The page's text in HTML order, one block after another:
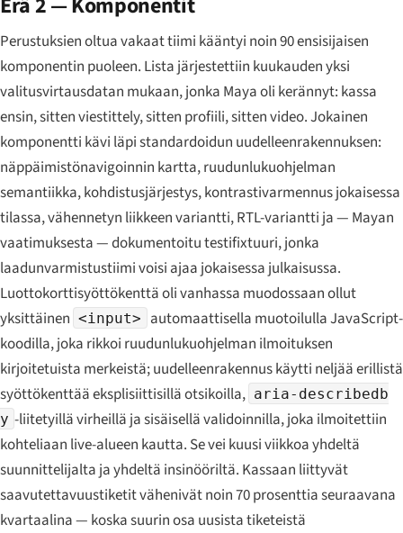
Perustuksien oltua vakaat tiimi kääntyi noin 90 ensisijaisen
komponentin puoleen. Lista järjestettiin kuukauden yksi
valitusvirtausdatan mukaan, jonka Maya oli kerännyt: kassa
ensin, sitten viestittely, sitten profiili, sitten video. Jokainen
komponentti kävi läpi standardoidun uudelleenrakennuksen:
näppäimistönavigoinnin kartta, ruudunlukuohjelman
semantiikka, kohdistusjärjestys, kontrastivarmennus jokaisessa
tilassa, vähennetyn liikkeen variantti, RTL-variantti ja — Mayan
vaatimuksesta — dokumentoitu testifixtuuri, jonka
laadunvarmistustiimi voisi ajaa jokaisessa julkaisussa.
Luottokorttisyöttökenttä oli vanhassa muodossaan ollut
yksittäinen <input>
automaattisella muotoilulla JavaScript-
koodilla, joka rikkoi ruudunlukuohjelman ilmoituksen
kirjoitetuista merkeistä; uudelleenrakennus käytti neljää erillistä
syöttökenttää eksplisiittisillä otsikoilla, aria-describedb
y -liitetyillä virheillä ja sisäisellä validoinnilla, joka ilmoitettiin
kohteliaan live-alueen kautta. Se vei kuusi viikkoa yhdeltä
suunnittelijalta ja yhdeltä insinööriltä. Kassaan liittyvät
saavutettavuustiketit vähenivät noin 70 prosenttia seuraavana
kvartaalina — koska suurin osa uusista tiketeistä